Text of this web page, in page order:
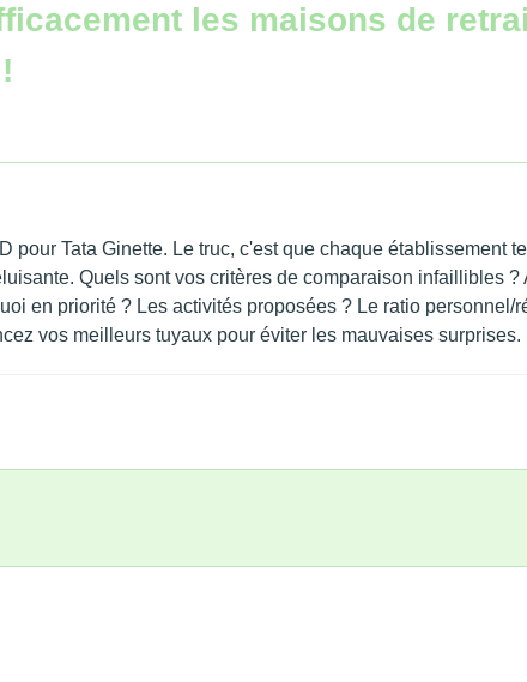
les maisons de
pour Tata Ginette. Le truc, c'est que chaque établissement
Quels sont vos critères de comparaison infaillibles
en priorité ? Les activités proposées ? Le ratio personnel/
vos meilleurs tuyaux pour éviter les mauvaises surprises.